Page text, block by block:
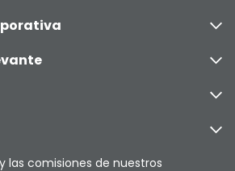
las comisiones de nuestros